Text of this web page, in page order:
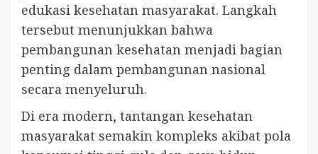
edukasi kesehatan masyarakat. Langkah
tersebut menunjukkan bahwa
pembangunan kesehatan menjadi bagian
penting dalam pembangunan nasional
secara menyeluruh.
Di era modern, tantangan kesehatan
masyarakat semakin kompleks akibat pola